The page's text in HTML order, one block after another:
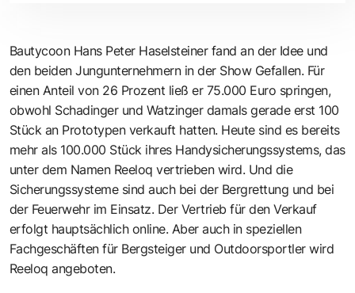
Bautycoon Hans Peter Haselsteinerfand an der Idee und
den beiden Jungunternehmern in der Show Gefallen. Für
einen Anteil von 26 Prozent ließ er 75.000 Euro springen,
obwohl Schadinger und Watzinger damals gerade erst 100
Stück an Prototypen verkauft hatten. Heute sind es bereits
mehr als 100.000 Stück ihres Handysicherungssystems, das
unter dem Namen Reeloq vertrieben wird. Und die
Sicherungssysteme sind auch bei der Bergrettung und bei
der Feuerwehr im Einsatz. Der Vertrieb für den Verkauf
erfolgt hauptsächlich online. Aber auch in speziellen
Fachgeschäften für Bergsteiger und Outdoorsportler wird
Reeloq angeboten.